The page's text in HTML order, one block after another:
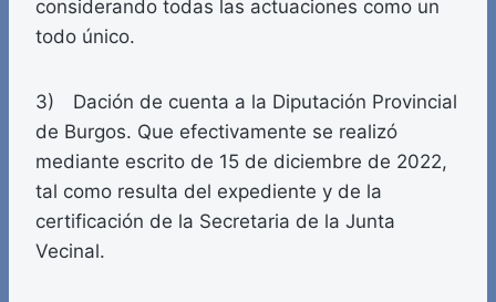
considerando todas las actuaciones como un
todo único.
3) Dación de cuenta a la Diputación Provincial
de Burgos. Que efectivamente se realizó
mediante escrito de 15 de diciembre de 2022,
tal como resulta del expediente y de la
certificación de la Secretaria de la Junta
Vecinal.